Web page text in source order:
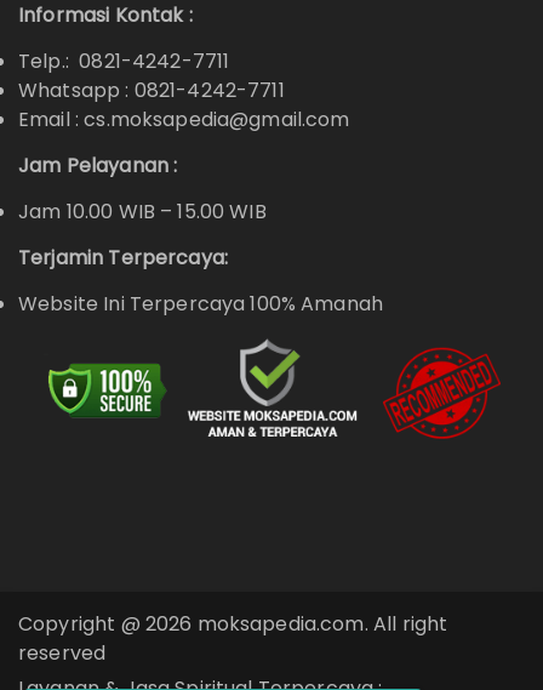
Informasi Kontak :
Telp.: 0821-4242-7711
Whatsapp : 0821-4242-7711
Email : cs.moksapedia@gmail.com
Jam Pelayanan :
Jam 10.00 WIB – 15.00 WIB
Terjamin Terpercaya:
Website Ini Terpercaya 100% Amanah
Copyright @ 2026 moksapedia.com. All right
reserved